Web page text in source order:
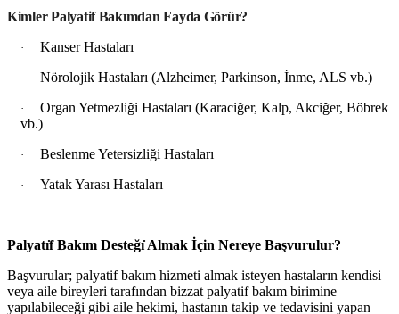
Kimler Palyatif Bakımdan Fayda Görür?
· Kanser Hastaları
· Nörolojik Hastaları (Alzheimer, Parkinson, İnme, ALS vb.)
·
Organ Yetmezliği Hastaları (Karaciğer, Kalp, Akciğer, Böbrek
vb.)
· Beslenme Yetersizliği Hastaları
· Yatak Yarası Hastaları
Palyatı̇f Bakım Desteğı̇ Almak İçin Nereye Başvurulur?
Başvurular; palyatif bakım hizmeti almak isteyen hastaların kendisi
veya aile bireyleri tarafından bizzat palyatif bakım birimine
yapılabileceği gibi aile hekimi, hastanın takip ve tedavisini yapan